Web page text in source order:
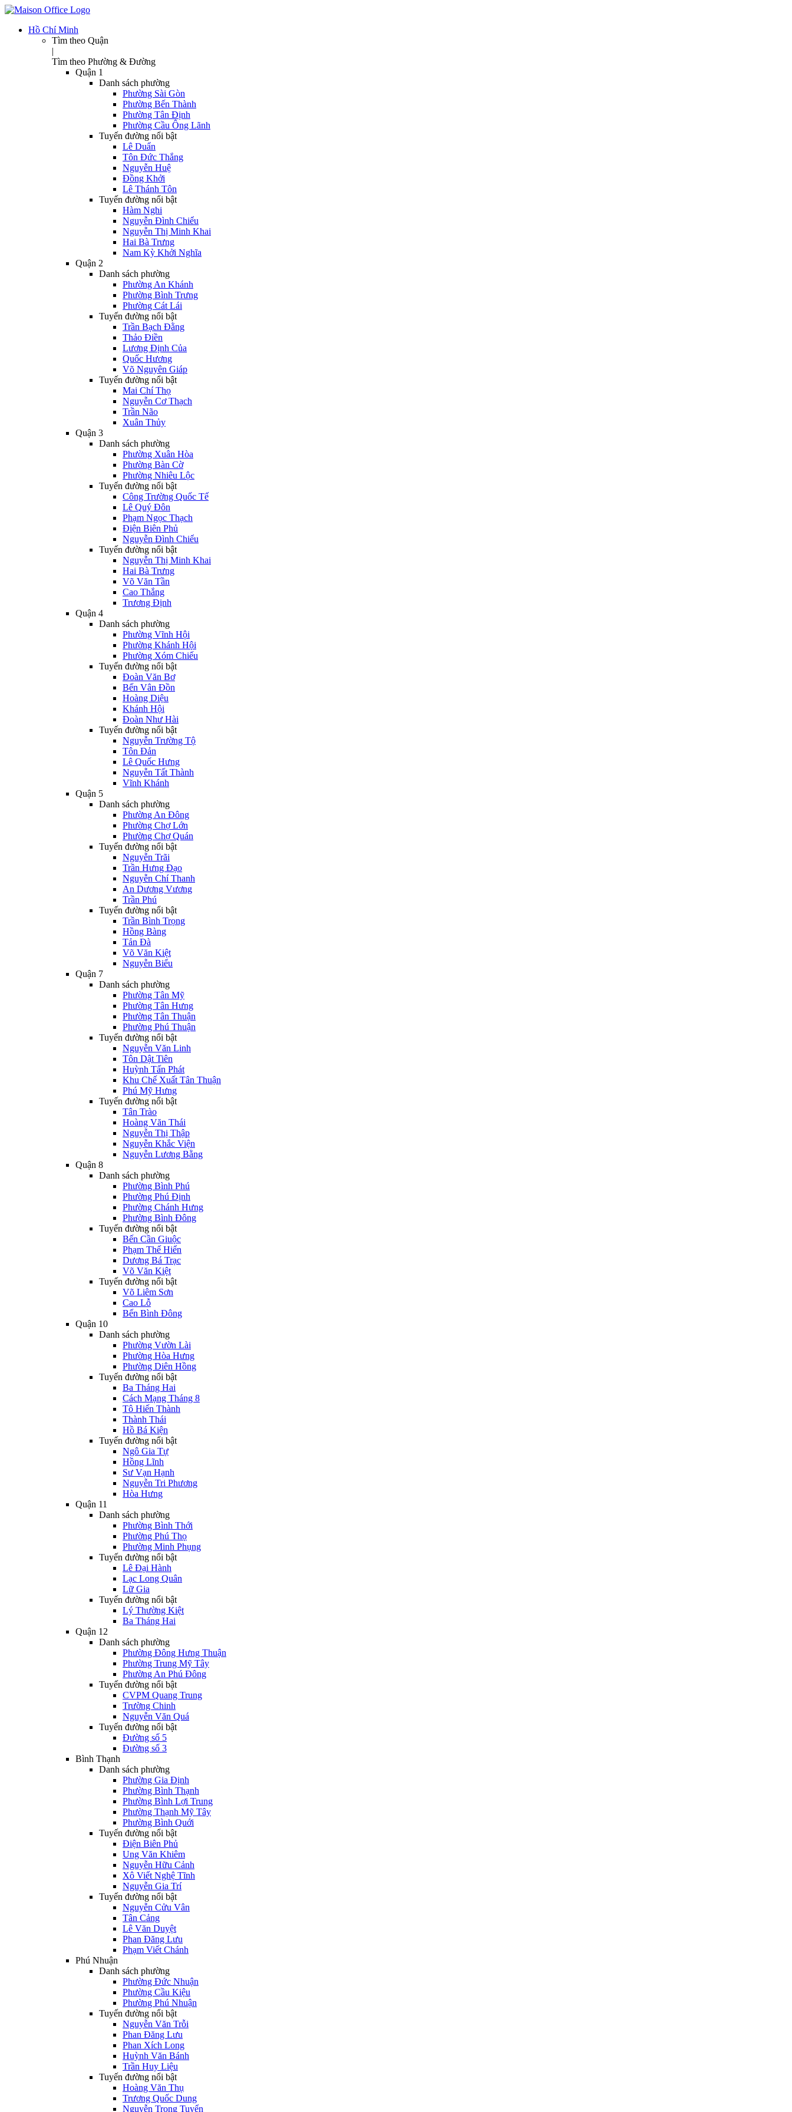
Hồ Chí Minh
Tìm theo Quận
|
Tìm theo Phường & Đường
Quận 1
Danh sách phường
Phường Sài Gòn
Phường Bến Thành
Phường Tân Định
Phường Cầu Ông Lãnh
Tuyến đường nổi bật
Lê Duẩn
Tôn Đức Thắng
Nguyễn Huệ
Đồng Khởi
Lê Thánh Tôn
Tuyến đường nổi bật
Hàm Nghi
Nguyễn Đình Chiểu
Nguyễn Thị Minh Khai
Hai Bà Trưng
Nam Kỳ Khởi Nghĩa
Quận 2
Danh sách phường
Phường An Khánh
Phường Bình Trưng
Phường Cát Lái
Tuyến đường nổi bật
Trần Bạch Đằng
Thảo Điền
Lương Định Của
Quốc Hương
Võ Nguyên Giáp
Tuyến đường nổi bật
Mai Chí Thọ
Nguyễn Cơ Thạch
Trần Não
Xuân Thủy
Quận 3
Danh sách phường
Phường Xuân Hòa
Phường Bàn Cờ
Phường Nhiêu Lộc
Tuyến đường nổi bật
Công Trường Quốc Tế
Lê Quý Đôn
Phạm Ngọc Thạch
Điện Biên Phủ
Nguyễn Đình Chiểu
Tuyến đường nổi bật
Nguyễn Thị Minh Khai
Hai Bà Trưng
Võ Văn Tần
Cao Thắng
Trương Định
Quận 4
Danh sách phường
Phường Vĩnh Hội
Phường Khánh Hội
Phường Xóm Chiếu
Tuyến đường nổi bật
Đoàn Văn Bơ
Bến Vân Đồn
Hoàng Diệu
Khánh Hội
Đoàn Như Hài
Tuyến đường nổi bật
Nguyễn Trường Tộ
Tôn Đản
Lê Quốc Hưng
Nguyễn Tất Thành
Vĩnh Khánh
Quận 5
Danh sách phường
Phường An Đông
Phường Chợ Lớn
Phường Chợ Quán
Tuyến đường nổi bật
Nguyễn Trãi
Trần Hưng Đạo
Nguyễn Chí Thanh
An Dương Vương
Trần Phú
Tuyến đường nổi bật
Trần Bình Trọng
Hồng Bàng
Tản Đà
Võ Văn Kiệt
Nguyễn Biểu
Quận 7
Danh sách phường
Phường Tân Mỹ
Phường Tân Hưng
Phường Tân Thuận
Phường Phú Thuận
Tuyến đường nổi bật
Nguyễn Văn Linh
Tôn Dật Tiên
Huỳnh Tấn Phát
Khu Chế Xuất Tân Thuận
Phú Mỹ Hưng
Tuyến đường nổi bật
Tân Trào
Hoàng Văn Thái
Nguyễn Thị Thập
Nguyễn Khắc Viện
Nguyễn Lương Bằng
Quận 8
Danh sách phường
Phường Bình Phú
Phường Phú Định
Phường Chánh Hưng
Phường Bình Đông
Tuyến đường nổi bật
Bến Cần Giuộc
Phạm Thế Hiển
Dương Bá Trạc
Võ Văn Kiệt
Tuyến đường nổi bật
Võ Liêm Sơn
Cao Lỗ
Bến Bình Đông
Quận 10
Danh sách phường
Phường Vườn Lài
Phường Hòa Hưng
Phường Diên Hồng
Tuyến đường nổi bật
Ba Tháng Hai
Cách Mạng Tháng 8
Tô Hiến Thành
Thành Thái
Hồ Bá Kiện
Tuyến đường nổi bật
Ngô Gia Tự
Hồng Lĩnh
Sư Vạn Hạnh
Nguyễn Tri Phương
Hòa Hưng
Quận 11
Danh sách phường
Phường Bình Thới
Phường Phú Thọ
Phường Minh Phụng
Tuyến đường nổi bật
Lê Đại Hành
Lạc Long Quân
Lữ Gia
Tuyến đường nổi bật
Lý Thường Kiệt
Ba Tháng Hai
Quận 12
Danh sách phường
Phường Đông Hưng Thuận
Phường Trung Mỹ Tây
Phường An Phú Đông
Tuyến đường nổi bật
CVPM Quang Trung
Trường Chinh
Nguyễn Văn Quá
Tuyến đường nổi bật
Đường số 5
Đường số 3
Bình Thạnh
Danh sách phường
Phường Gia Định
Phường Bình Thạnh
Phường Bình Lợi Trung
Phường Thạnh Mỹ Tây
Phường Bình Quới
Tuyến đường nổi bật
Điện Biên Phủ
Ung Văn Khiêm
Nguyễn Hữu Cảnh
Xô Viết Nghệ Tĩnh
Nguyễn Gia Trí
Tuyến đường nổi bật
Nguyễn Cửu Vân
Tân Cảng
Lê Văn Duyệt
Phan Đăng Lưu
Phạm Viết Chánh
Phú Nhuận
Danh sách phường
Phường Đức Nhuận
Phường Cầu Kiệu
Phường Phú Nhuận
Tuyến đường nổi bật
Nguyễn Văn Trỗi
Phan Đăng Lưu
Phan Xích Long
Huỳnh Văn Bánh
Trần Huy Liệu
Tuyến đường nổi bật
Hoàng Văn Thụ
Trương Quốc Dung
Nguyễn Trọng Tuyển